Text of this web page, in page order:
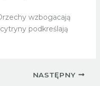
wzbogacają
podkreślają
NASTĘPNY